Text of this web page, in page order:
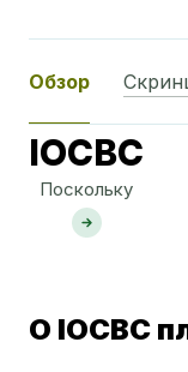
IOCBC
Поскольку
Обзор
О IOCBC